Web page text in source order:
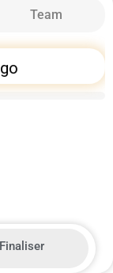
Finaliser
Team